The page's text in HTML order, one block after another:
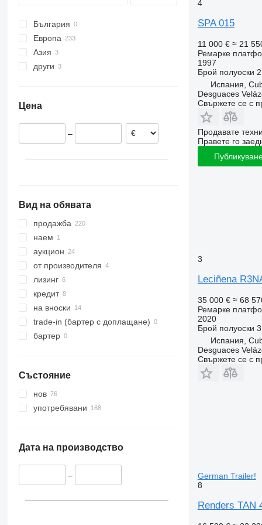
България
Европа
Дания
Унгария
Азия
други
Цена
–
Вид на обявата
продажба
наем
аукцион
от производителя
лизинг
кредит
на вноски
trade-in (бартер с доплащане)
бартер
Състояние
нов
употребявани
Дата на производство
–
4
SPA 015
11 000 € ≈ 21
Ремарке
1997
Брой полуоски 2
Испания,
Desguaces
Свържете се с
Продавате
Правете го
3
Leciñena
35 000 € ≈ 68
Ремарке
2020
Брой полуоски 3
Испания,
Desguaces
Свържете се с
German Trailer!
8
Renders TAN